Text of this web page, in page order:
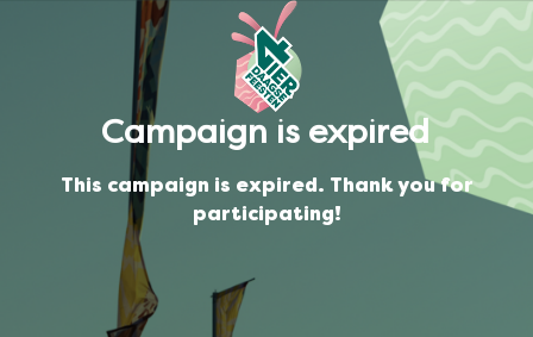
Campaign is expired
This campaign is expired. Thank you for
participating!